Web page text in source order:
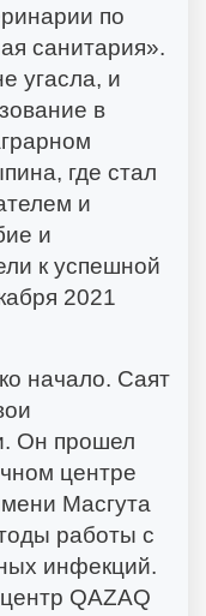
по
санитария».
угасла, и
в
где стал
и
и
к успешной
2021
начало. Саят
Он прошел
центре
Масгута
работы с
инфекций.
QAZAQ